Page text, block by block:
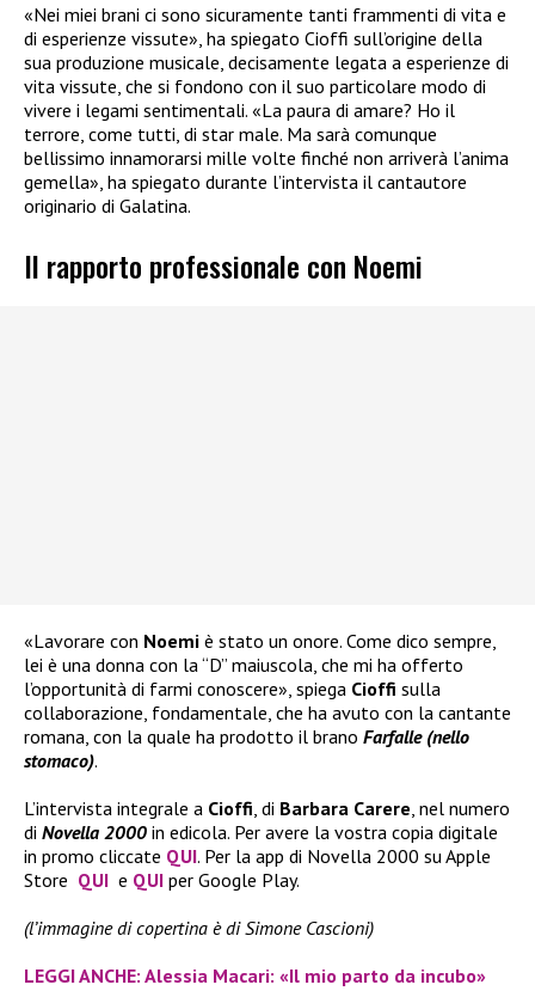
«Nei miei brani ci sono sicuramente tanti frammenti di vita e
di esperienze vissute», ha spiegato Cioffi sull’origine della
sua produzione musicale, decisamente legata a esperienze di
vita vissute, che si fondono con il suo particolare modo di
vivere i legami sentimentali. «La paura di amare? Ho il
terrore, come tutti, di star male. Ma sarà comunque
bellissimo innamorarsi mille volte finché non arriverà l’anima
gemella», ha spiegato durante l’intervista il cantautore
originario di Galatina.
Il rapporto professionale con Noemi
«Lavorare con Noemi è stato un onore. Come dico sempre,
lei è una donna con la “D” maiuscola, che mi ha offerto
l’opportunità di farmi conoscere», spiega Cioffi sulla
collaborazione, fondamentale, che ha avuto con la cantante
romana, con la quale ha prodotto il brano Farfalle (nello
stomaco).
L’intervista integrale a Cioffi , di Barbara Carere , nel numero
di Novella 2000 in edicola. Per avere la vostra copia digitale
in promo cliccate QUI. Per la app di Novella 2000 su Apple
Store QUI e QUI per Google Play.
(l’immagine di copertina è di Simone Cascioni)
LEGGI ANCHE: Alessia Macari: «Il mio parto da incubo»